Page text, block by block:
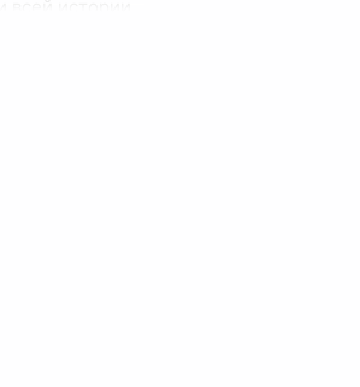
Эта сложная